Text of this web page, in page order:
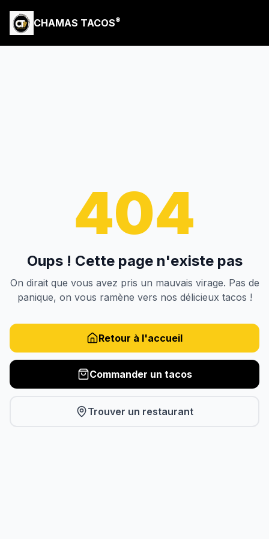
CHAMAS TACOS®
404
Oups ! Cette page n'existe pas
On dirait que vous avez pris un mauvais virage. Pas de
panique, on vous ramène vers nos délicieux tacos !
Retour à l'accueil
Commander un tacos
Trouver un restaurant